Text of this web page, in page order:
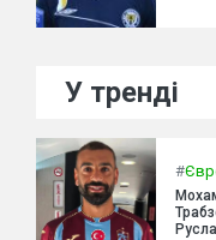
У тренді
#